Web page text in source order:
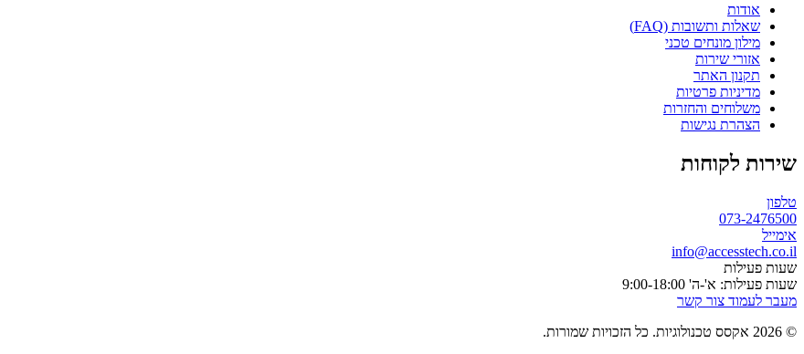
אודות
שאלות ותשובות (FAQ)
מילון מונחים טכני
אזורי שירות
תקנון האתר
מדיניות פרטיות
משלוחים והחזרות
הצהרת נגישות
שירות לקוחות
טלפון
073-2476500
אימייל
info@accesstech.co.il
שעות פעילות
שעות פעילות: א'-ה' 9:00-18:00
מעבר לעמוד צור קשר
© 2026 אקסס טכנולוגיות. כל הזכויות שמורות.